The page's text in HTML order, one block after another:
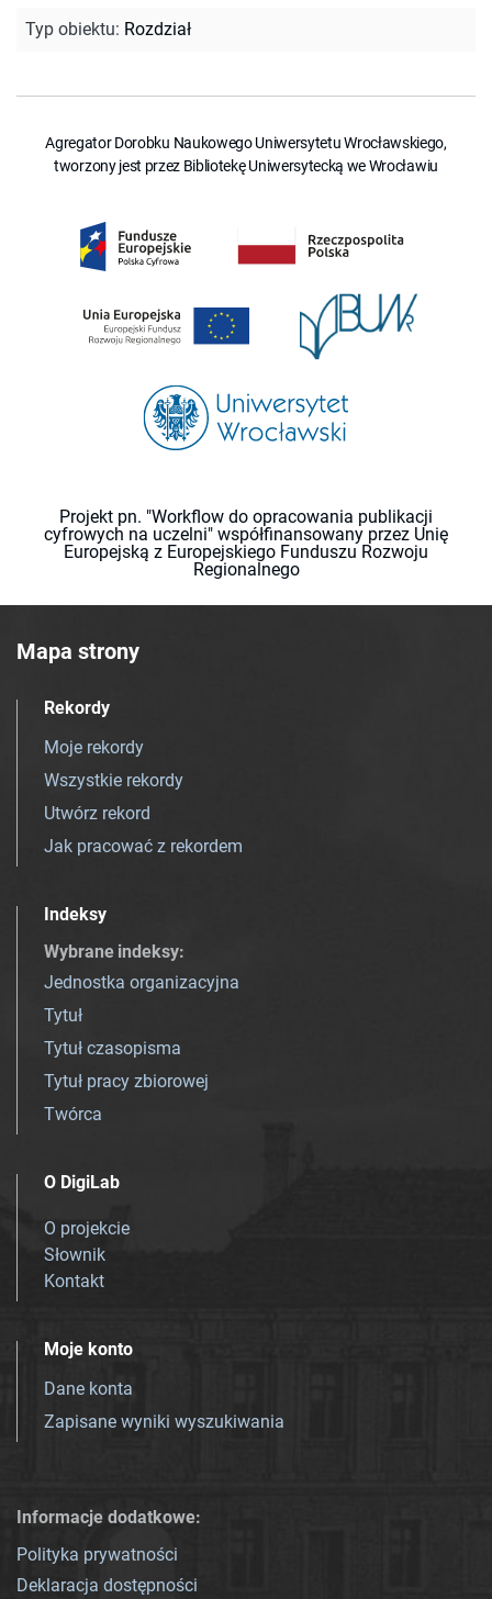
Typ obiektu: Rozdział
Agregator Dorobku Naukowego Uniwersytetu Wrocławskiego,
tworzony jest przez Bibliotekę Uniwersytecką we Wrocławiu
Projekt pn. "Workflow do opracowania publikacji
cyfrowych na uczelni" współfinansowany przez Unię
Europejską z Europejskiego Funduszu Rozwoju
Regionalnego
Mapa strony
Rekordy
Moje rekordy
Wszystkie rekordy
Utwórz rekord
Jak pracować z rekordem
Indeksy
Wybrane indeksy:
Jednostka organizacyjna
Tytuł
Tytuł czasopisma
Tytuł pracy zbiorowej
Twórca
O DigiLab
O projekcie
Słownik
Kontakt
Moje konto
Dane konta
Zapisane wyniki wyszukiwania
Informacje dodatkowe:
Polityka prywatności
Deklaracja dostępności